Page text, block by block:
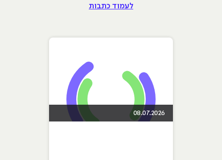
לעמוד כתבות
08.07.2026